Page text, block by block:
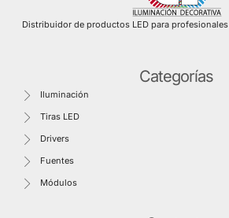
Distribuidor de productos LED para profesionales
Categorías
Iluminación
Tiras LED
Drivers
Fuentes
Módulos